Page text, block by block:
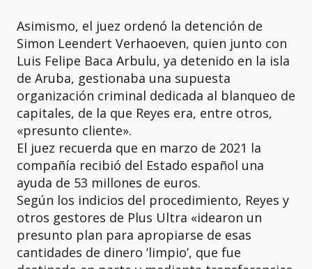
Asimismo, el juez ordenó la detención de
Simon Leendert Verhaoeven, quien junto con
Luis Felipe Baca Arbulu, ya detenido en la isla
de Aruba, gestionaba una supuesta
organización criminal dedicada al blanqueo de
capitales, de la que Reyes era, entre otros,
«presunto cliente».
El juez recuerda que en marzo de 2021 la
compañía recibió del Estado español una
ayuda de 53 millones de euros.
Según los indicios del procedimiento, Reyes y
otros gestores de Plus Ultra «idearon un
presunto plan para apropiarse de esas
cantidades de dinero ‘limpio’, que fue